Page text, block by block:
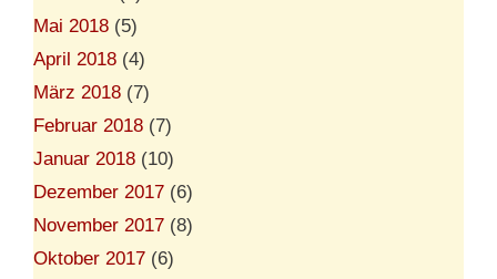
Mai 2018 (5)
April 2018 (4)
März 2018 (7)
Februar 2018 (7)
Januar 2018 (10)
Dezember 2017 (6)
November 2017 (8)
Oktober 2017 (6)